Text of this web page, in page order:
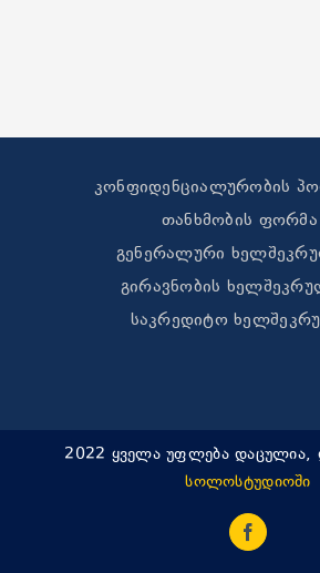
კონფიდენციალურობის
თანხმობის ფორმა
გენერალური
გირავნობის
საკრედიტო
2022 ყველა უფლება დაცულია,
სოლოსტუდიოში
Facebook